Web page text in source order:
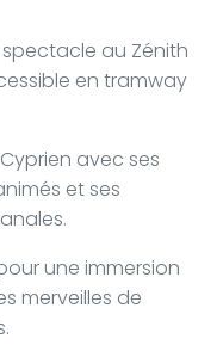
au Zénith
en tramway
avec ses
et ses
une immersion
merveilles de